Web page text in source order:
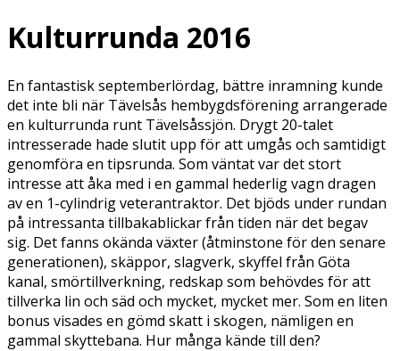
Kulturrunda 2016
En fantastisk septemberlördag, bättre inramning kunde
det inte bli när Tävelsås hembygdsförening arrangerade
en kulturrunda runt Tävelsåssjön. Drygt 20-talet
intresserade hade slutit upp för att umgås och samtidigt
genomföra en tipsrunda. Som väntat var det stort
intresse att åka med i en gammal hederlig vagn dragen
av en 1-cylindrig veterantraktor. Det bjöds under rundan
på intressanta tillbakablickar från tiden när det begav
sig. Det fanns okända växter (åtminstone för den senare
generationen), skäppor, slagverk, skyffel från Göta
kanal, smörtillverkning, redskap som behövdes för att
tillverka lin och säd och mycket, mycket mer. Som en liten
bonus visades en gömd skatt i skogen, nämligen en
gammal skyttebana. Hur många kände till den?